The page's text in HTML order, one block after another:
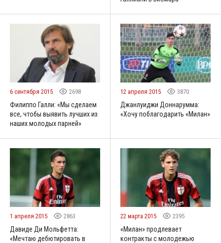
6 сентября 2015 2698
Филиппо Галли: «Мы сделаем
все, чтобы выявить лучших из
наших молодых парней»
12 апреля 2015 3870
Джанлуиджи Доннарумма:
«Хочу поблагодарить «Милан»
1 апреля 2015 2863
Давиде Ди Мольфетта:
«Мечтаю дебютировать в
22 марта 2015 2395
«Милан» продлевает
контракты с молодежью